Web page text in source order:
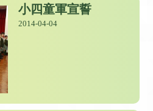
小四童軍宣誓
2014-04-04